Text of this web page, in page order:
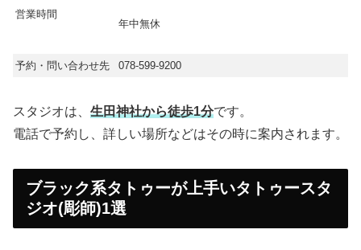
営業時間
年中無休
予約・問い合わせ先 078-599-9200
スタジオは、 生田神社から徒歩1分です。
電話で予約し、詳しい場所などはその時に案内されます。
ブラック系タトゥーが上手いタトゥースタ
ジオ(彫師)1選